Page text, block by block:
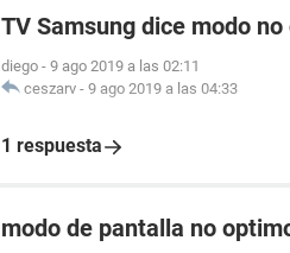
TV Samsung dice modo
diego - 9 ago 2019 a las 02:11
ceszarv - 9 ago 2019 a las 04:33
1 respuesta
modo de pantalla no